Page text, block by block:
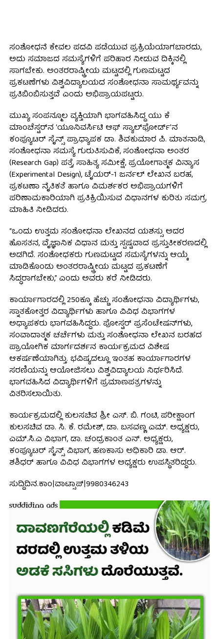
ಸಂಶೋಧನೆ ಕೇವಲ ಪದವಿ ಪಡೆಯುವ ಪ್ರಕ್ರಿಯೆಯಾಗಬಾರದು,
ಅದು ಸಮಾಜದ ಸಮಸ್ಯೆಗಳಿಗೆ ಪರಿಹಾರ ನೀಡುವ ದಿಕ್ಕಿನಲ್ಲಿ
ಸಾಗಬೇಕು. ಅಂತರರಾಷ್ಟ್ರೀಯ ಮಟ್ಟದಲ್ಲಿ ಗುಣಮಟ್ಟದ
ಪ್ರಕಟಣೆಗಳು ವಿಶ್ವವಿದ್ಯಾಲಯದ ಸಂಶೋಧನಾ ಸಾಮರ್ಥ್ಯವನ್ನು
ಪ್ರತಿಬಿಂಬಿಸುತ್ತವೆ ಎಂದು ಅಭಿಪ್ರಾಯಪಟ್ಟರು.
ಮುಖ್ಯ ಸಂಪನ್ಮೂಲ ವ್ಯಕ್ತಿಯಾಗಿ ಭಾಗವಹಿಸಿದ್ದ ಯು ಕೆ
ಮಾಂಚೆಸ್ಟರ್‌ನ ‘ಯೂನಿವರ್ಸಿಟಿ ಆಫ್ ಸ್ಯಾಲ್‌ಫೋರ್ಡ್’ನ
ಕಂಪ್ಯೂಟರ್ ಸೈನ್ಸ್ ಪ್ರಾಧ್ಯಾಪಕ ಡಾ. ಶಿವಕುಮಾರ ಪಿ. ಮಾತನಾಡಿ,
ಸಂಶೋಧನಾ ಸಮಸ್ಯೆ ಗುರುತಿಸುವಿಕೆ, ಸಂಶೋಧನಾ ಅಂತರ
(Research Gap) ಪತ್ತೆ, ಸಾಹಿತ್ಯ ಸಮೀಕ್ಷೆ, ಪ್ರಯೋಗಾತ್ಮಕ ವಿನ್ಯಾಸ
(Experimental Design), ಟೈಯರ್-1 ಜರ್ನಲ್ ಲೇಖನ ಬರಹ,
ಪ್ರಕಟಣಾ ನೈತಿಕತೆ ಹಾಗೂ ವಿಮರ್ಶಕರ ಅಭಿಪ್ರಾಯಗಳಿಗೆ
ಪರಿಣಾಮಕಾರಿಯಾಗಿ ಪ್ರತಿಕ್ರಿಯಿಸುವ ವಿಧಾನಗಳ ಕುರಿತು ಸಮಗ್ರ
ಮಾಹಿತಿ ನೀಡಿದರು.
“ಒಂದು ಉತ್ತಮ ಸಂಶೋಧನಾ ಲೇಖನದ ಯಶಸ್ಸು ಅದರ
ಹೊಸತನ, ವೈಜ್ಞಾನಿಕ ವಿಧಾನ ಮತ್ತು ಸ್ಪಷ್ಟವಾದ ಪ್ರಸ್ತುತೀಕರಣದಲ್ಲಿ
ಅಡಗಿದೆ. ಸಂಶೋಧಕರು ಗುಣಮಟ್ಟದ ಸಮಸ್ಯೆಗಳನ್ನು ಆಯ್ಕೆ
ಮಾಡಿಕೊಂಡು ಅಂತರರಾಷ್ಟ್ರೀಯ ಮಟ್ಟದ ಪ್ರಕಟಣೆಗೆ
ಸಿದ್ಧರಾಗಬೇಕು,” ಎಂದು ಅವರು ಕರೆ ನೀಡಿದರು.
ಕಾರ್ಯಾಗಾರದಲ್ಲಿ 250ಕ್ಕೂ ಹೆಚ್ಚು ಸಂಶೋಧನಾ ವಿದ್ಯಾರ್ಥಿಗಳು,
ಸ್ನಾತಕೋತ್ತರ ವಿದ್ಯಾರ್ಥಿಗಳು ಹಾಗೂ ವಿವಿಧ ವಿಭಾಗಗಳ
ಅಧ್ಯಾಪಕರು ಭಾಗವಹಿಸಿದ್ದರು. ಪೋಸ್ಟರ್ ಪ್ರಸೆಂಟೇಷನ್‌ಗಳು,
ಸಂವಾದಾತ್ಮಕ ಚರ್ಚೆಗಳು ಮತ್ತು ಸಂಶೋಧನಾ ಲೇಖನ ಬರಹದ
ಪ್ರಾಯೋಗಿಕ ಮಾರ್ಗದರ್ಶನ ಕಾರ್ಯಕ್ರಮದ ವಿಶೇಷ
ಆಕರ್ಷಣೆಯಾಗಿತ್ತು. ಭವಿಷ್ಯದಲ್ಲೂ ಇಂತಹ ಕಾರ್ಯಾಗಾರಗಳ
ಸರಣಿಯನ್ನು ಆಯೋಜಿಸಲು ವಿಶ್ವವಿದ್ಯಾಲಯ ನಿರ್ಧರಿಸಿದೆ.
ಭಾಗವಹಿಸಿದ ವಿದ್ಯಾರ್ಥಿಗಳಿಗೆ ಪ್ರಮಾಣಪತ್ರಗಳನ್ನು
ವಿತರಿಸಲಾಯಿತು.
ಕಾರ್ಯಕ್ರಮದಲ್ಲಿ ಕುಲಸಚಿವ ಶ್ರೀ ಎಸ್. ಬಿ. ಗಂಟಿ, ಪರೀಕ್ಷಾಂಗ
ಕುಲಸಚಿವ ಡಾ. ಸಿ. ಕೆ. ರಮೇಶ್, ಡಾ. ಬಸವಣ್ಣ ಎಮ್. ಅಧ್ಯಕ್ಷರು,
ಎಮ್.ಸಿ.ಎ ವಿಭಾಗ, ಡಾ. ಚಂದ್ರಕಾಂತ ಎನ್. ಅಧ್ಯಕ್ಷರು,
ಕಂಪ್ಯೂಟರ್ ಸೈನ್ಸ್ ವಿಭಾಗ, ಹಣಕಾಸು ಅಧಿಕಾರಿ ಡಾ. ಆರ್.
ಶಶಿಧರ್ ಹಾಗೂ ವಿವಿಧ ವಿಭಾಗಗಳ ಅಧ್ಯಕ್ಷರು ಉಪಸ್ಥಿತರಿದ್ದರು.
ಸುದ್ದಿದಿನ.ಕಾಂ|ವಾಟ್ಸಾಪ್|9980346243